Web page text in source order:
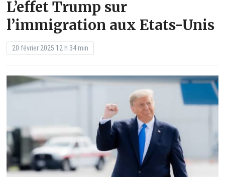
L’effet Trump sur
l’immigration aux Etats-Unis
20 février 2025 12 h 34 min